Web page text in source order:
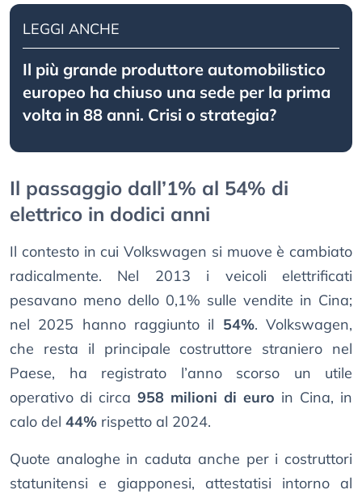
LEGGI ANCHE
Il più grande produttore automobilistico
europeo ha chiuso una sede per la prima
volta in 88 anni. Crisi o strategia?
Il passaggio dall’1% al 54% di
elettrico in dodici anni
Il contesto in cui Volkswagen si muove è cambiato
radicalmente. Nel 2013 i veicoli elettrificati
pesavano meno dello 0,1% sulle vendite in Cina;
nel 2025 hanno raggiunto il 54%. Volkswagen,
che resta il principale costruttore straniero nel
Paese, ha registrato l’anno scorso un utile
operativo di circa 958 milioni di euro in Cina, in
calo del 44% rispetto al 2024.
Quote analoghe in caduta anche per i costruttori
statunitensi e giapponesi, attestatisi intorno al